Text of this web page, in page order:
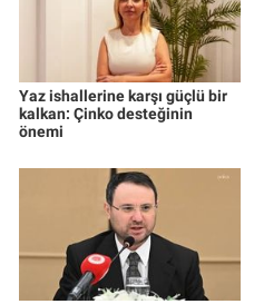
Yaz ishallerine karşı güçlü bir
kalkan: Çinko desteğinin
önemi